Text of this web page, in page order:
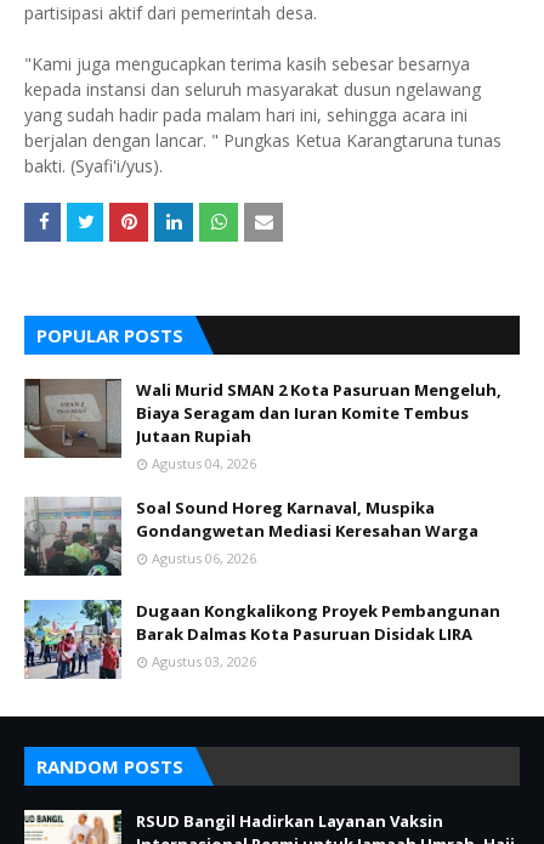
partisipasi aktif dari pemerintah desa.
"Kami juga mengucapkan terima kasih sebesar besarnya
kepada instansi dan seluruh masyarakat dusun ngelawang
yang sudah hadir pada malam hari ini, sehingga acara ini
berjalan dengan lancar. " Pungkas Ketua Karangtaruna tunas
bakti. (Syafi'i/yus).
POPULAR POSTS
Wali Murid SMAN 2 Kota Pasuruan Mengeluh,
Biaya Seragam dan Iuran Komite Tembus
Jutaan Rupiah
Agustus 04, 2026
Soal Sound Horeg Karnaval, Muspika
Gondangwetan Mediasi Keresahan Warga
Agustus 06, 2026
Dugaan Kongkalikong Proyek Pembangunan
Barak Dalmas Kota Pasuruan Disidak LIRA
Agustus 03, 2026
RANDOM POSTS
RSUD Bangil Hadirkan Layanan Vaksin